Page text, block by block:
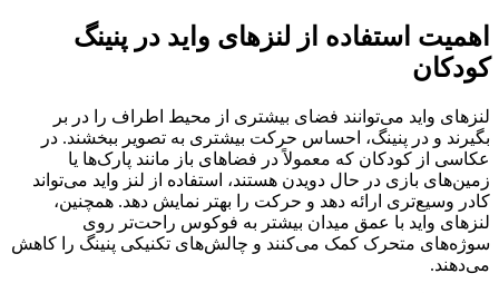
اهمیت استفاده از لنزهای واید در پنینگ
کودکان
لنزهای واید می‌توانند فضای بیشتری از محیط اطراف را در بر
بگیرند و در پنینگ، احساس حرکت بیشتری به تصویر ببخشند. در
عکاسی از کودکان که معمولاً در فضاهای باز مانند پارک‌ها یا
زمین‌های بازی در حال دویدن هستند، استفاده از لنز واید می‌تواند
کادر وسیع‌تری ارائه دهد و حرکت را بهتر نمایش دهد. همچنین،
لنزهای واید با عمق میدان بیشتر به فوکوس راحت‌تر روی
سوژه‌های متحرک کمک می‌کنند و چالش‌های تکنیکی پنینگ را کاهش
می‌دهند.